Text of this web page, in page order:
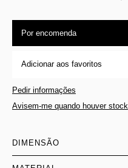
Por encomenda
Adicionar aos favoritos
Pedir informações
Avisem-me quando houver stock
DIMENSÃO